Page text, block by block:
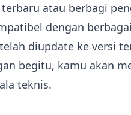
atau berbagi
dengan
diupdate ke versi
begitu, kamu akan
teknis.